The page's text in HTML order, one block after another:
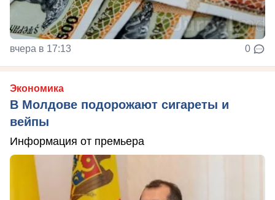
вчера в 17:13 0
Экономика
В Молдове подорожают сигареты и
вейпы
Информация от премьера